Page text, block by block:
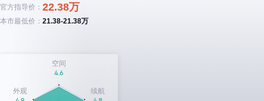
官方指导价： 22.38万
本市最低价： 21.38-21.38万